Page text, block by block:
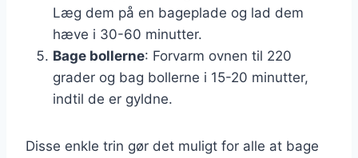
Læg dem på en bageplade og lad dem
hæve i 30-60 minutter.
Bage bollerne: Forvarm ovnen til 220
grader og bag bollerne i 15-20 minutter,
indtil de er gyldne.
Disse enkle trin gør det muligt for alle at bage